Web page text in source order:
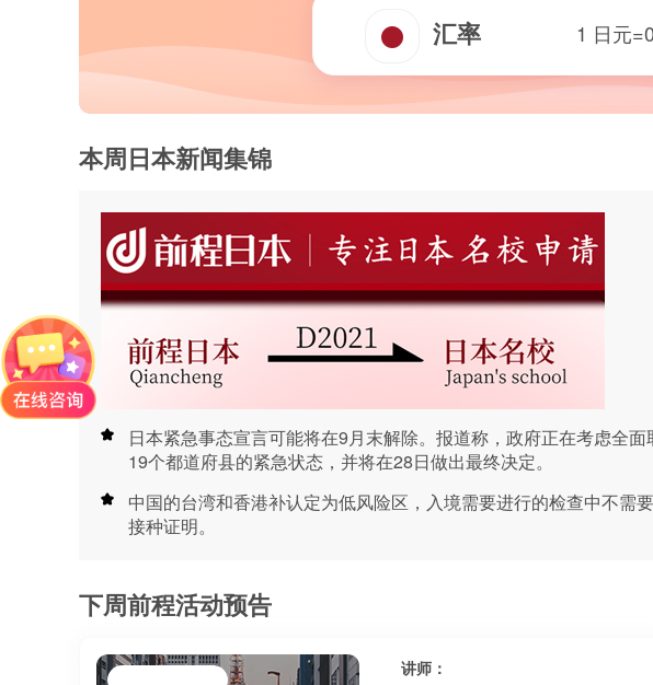
汇率 1 日元
本周日本新闻集锦
日本紧急事态宣言可能将在9月末解除。报道称，政府正在考虑全面
19个都道府县的紧急状态，并将在28日做出最终决定。
中国的台湾和香港补认定为低风险区，入境需要进行的检查中不需
接种证明。
下周前程活动预告
讲师：